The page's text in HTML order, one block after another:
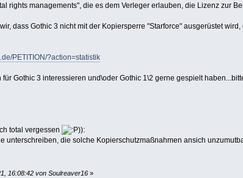
rights managements", die es dem Verleger erlauben, die Lizenz zur
dass Gothic 3 nicht mit der Kopiersperre "Starforce" ausgerüstet
PETITION/?action=statistik
für Gothic 3 interessieren und\oder Gothic 1\2 gerne gespielt
total vergessen
)):
unterschreiben, die solche Kopierschutzmaßnahmen ansich
16:08:42 von Soulreaver16»